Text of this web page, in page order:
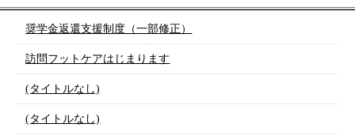
奨学金返還支援制度（一部修正）
訪問フットケアはじまります
(タイトルなし)
(タイトルなし)